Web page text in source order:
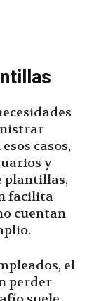
casos,
y
plantillas,
facilita
cuentan
el
perder